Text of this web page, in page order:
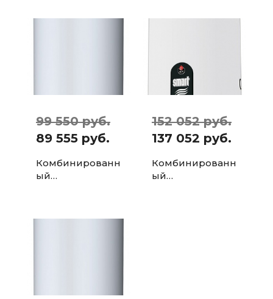
99 550 руб.
89 555 руб.
Комбинированн
ый
152 052 руб.
137 052 руб.
Комбинированн
ый